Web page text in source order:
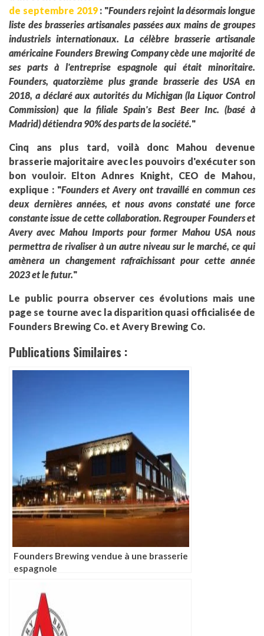
de septembre 2019: "Founders rejoint la désormais longue
liste des brasseries artisanales passées aux mains de groupes
industriels internationaux. La célèbre brasserie artisanale
américaine Founders Brewing Company cède une majorité de
ses parts à l'entreprise espagnole qui était minoritaire.
Founders, quatorzième plus grande brasserie des USA en
2018, a déclaré aux autorités du Michigan (la Liquor Control
Commission) que la filiale Spain's Best Beer Inc. (basé à
Madrid) détiendra 90% des parts de la société."
Cinq ans plus tard, voilà donc Mahou devenue
brasserie majoritaire avec les pouvoirs d'exécuter son
bon vouloir. Elton Adnres Knight, CEO de Mahou,
explique : "Founders et Avery ont travaillé en commun ces
deux dernières années, et nous avons constaté une force
constante issue de cette collaboration. Regrouper Founders et
Avery avec Mahou Imports pour former Mahou USA nous
permettra de rivaliser à un autre niveau sur le marché, ce qui
amènera un changement rafraîchissant pour cette année
2023 et le futur."
Le public pourra observer ces évolutions mais une
page se tourne avec la disparition quasi officialisée de
Founders Brewing Co. et Avery Brewing Co.
Publications Similaires :
Founders Brewing vendue à une brasserie
espagnole